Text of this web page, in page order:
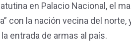
en Palacio Nacional, el
con la nación vecina del
entrada de armas al país.